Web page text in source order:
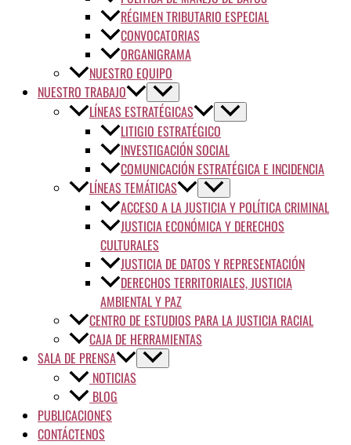
RÉGIMEN TRIBUTARIO ESPECIAL
CONVOCATORIAS
ORGANIGRAMA
NUESTRO EQUIPO
NUESTRO TRABAJO
LÍNEAS ESTRATÉGICAS
LITIGIO ESTRATÉGICO
INVESTIGACIÓN SOCIAL
COMUNICACIÓN ESTRATÉGICA E INCIDENCIA
LÍNEAS TEMÁTICAS
ACCESO A LA JUSTICIA Y POLÍTICA CRIMINAL
JUSTICIA ECONÓMICA Y DERECHOS
CULTURALES
JUSTICIA DE DATOS Y REPRESENTACIÓN
DERECHOS TERRITORIALES, JUSTICIA
AMBIENTAL Y PAZ
CENTRO DE ESTUDIOS PARA LA JUSTICIA RACIAL
CAJA DE HERRAMIENTAS
SALA DE PRENSA
NOTICIAS
BLOG
PUBLICACIONES
CONTÁCTENOS